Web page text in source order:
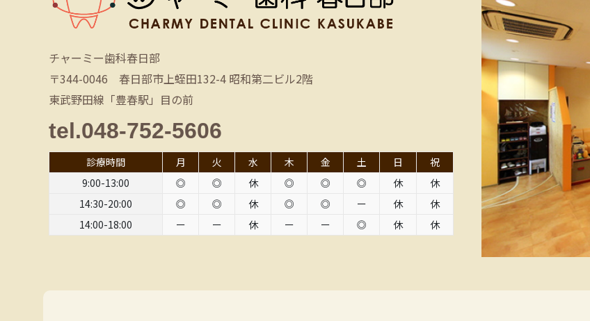
チャーミー歯科春日部
〒344-0046 春日部市上蛭田132-4 昭和第二ビル2階
東武野田線「豊春駅」目の前
tel.048-752-5606
診療時間 月 火 水 木 金 土 日
祝
9:00-13:00
◎ ◎ 休 ◎ ◎ ◎ 休
休
14:30-20:00
◎ ◎ 休 ◎ ◎ ー 休
休
14:00-18:00
ー ー 休 ー ー ◎ 休 休